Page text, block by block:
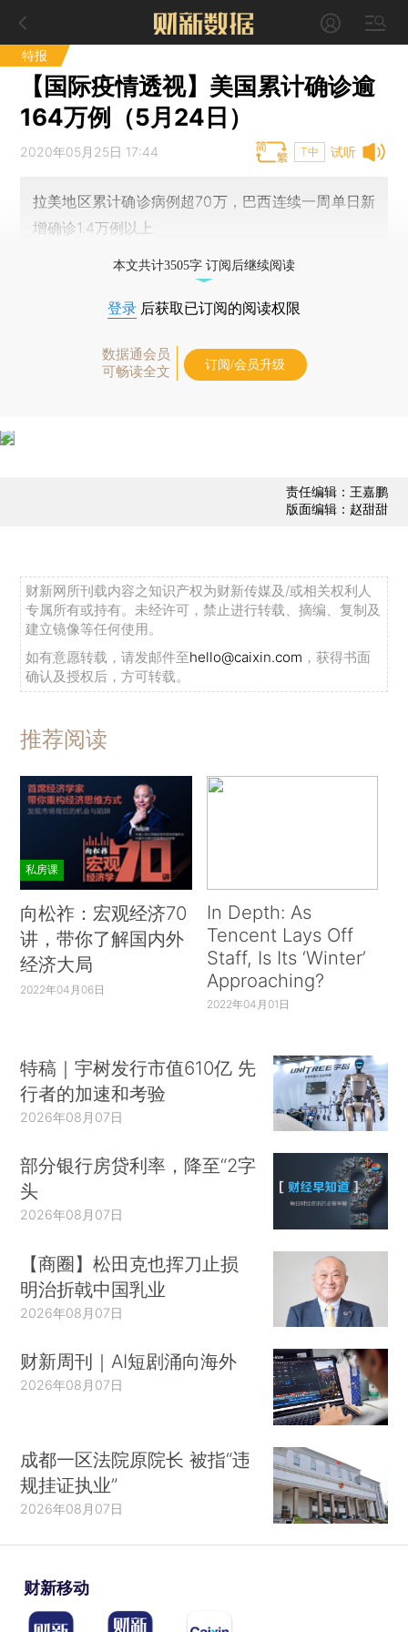
特报
【国际疫情透视】美国累计确诊逾
164万例（5月24日）
试听
2020年05月25日 17:44 T中
拉美地区累计确诊病例超70万，巴西连续一周单日新
增确诊1.4万例以上
本文共计3505字 订阅后继续阅读
登录 后获取已订阅的阅读权限
数据通会员
可畅读全文
订阅/会员升级
责任编辑：王嘉鹏
版面编辑：赵甜甜
财新网所刊载内容之知识产权为财新传媒及/或相关权利人
专属所有或持有。未经许可，禁止进行转载、摘编、复制及
建立镜像等任何使用。
如有意愿转载，请发邮件至hello@caixin.com ，获得书面
确认及授权后，方可转载。
推荐阅读
私房课
向松祚：宏观经济70
讲，带你了解国内外
经济大局
2022年04月06日
In Depth: As
Tencent Lays Off
Staff, Is Its ‘Winter’
Approaching?
2022年04月01日
特稿｜宇树发行市值610亿 先
行者的加速和考验
2026年08月07日
部分银行房贷利率，降至“2字
头
2026年08月07日
【商圈】松田克也挥刀止损
明治折戟中国乳业
2026年08月07日
财新周刊｜AI短剧涌向海外
2026年08月07日
成都一区法院原院长 被指“违
规挂证执业”
2026年08月07日
财新移动